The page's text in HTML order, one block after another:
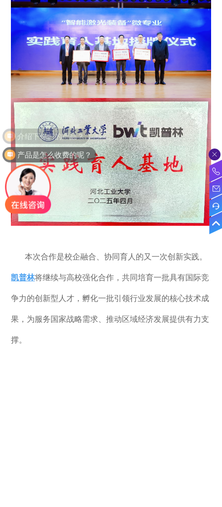
本次合作是校企融合、协同育人的又一次创新实践。
凯普林将继续与高校强化合作，共同培育一批具有国际竞
争力的创新型人才，孵化一批引领行业发展的核心技术成
果，为服务国家战略需求、推动区域经济发展提供有力支
撑。
产品是怎么收费的呢？